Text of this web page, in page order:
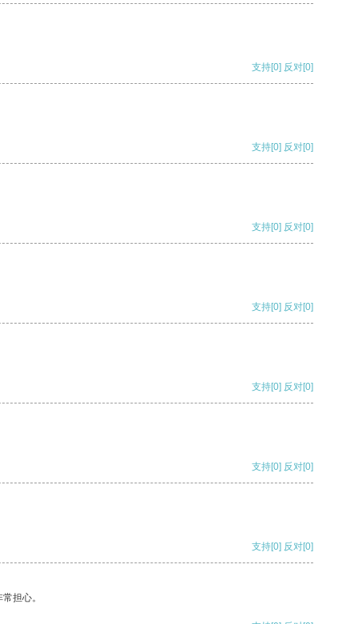
支持[0] 反对[0]
支持[0] 反对[0]
支持[0] 反对[0]
支持[0] 反对[0]
支持[0] 反对[0]
支持[0] 反对[0]
支持[0] 反对[0]
担心。